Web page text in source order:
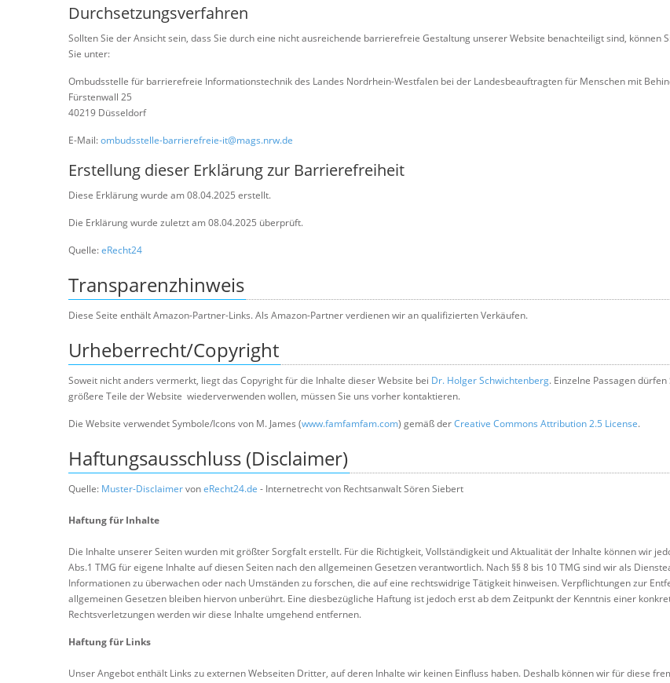
Durchsetzungsverfahren
Sollten Sie der Ansicht sein, dass Sie durch eine nicht ausreichende barrierefreie Gestaltung unserer Website benachteiligt sind,
Sie unter:
Ombudsstelle für barrierefreie Informationstechnik des Landes Nordrhein-Westfalen bei der Landesbeauftragten für Menschen mit
Fürstenwall 25
40219 Düsseldorf
E-Mail:ombudsstelle-barrierefreie-it@mags.nrw.de
Erstellung dieser Erklärung zur Barrierefreiheit
Diese Erklärung wurde am 08.04.2025 erstellt.
Die Erklärung wurde zuletzt am 08.04.2025 überprüft.
Quelle:eRecht24
Transparenzhinweis
Diese Seite enthält Amazon-Partner-Links. Als Amazon-Partner verdienen wir an qualifizierten Verkäufen.
Urheberrecht/Copyright
Soweit nicht anders vermerkt, liegt das Copyright für die Inhalte dieser Website bei Dr. Holger Schwichtenberg. Einzelne Passagen
größere Teile der Website wiederverwenden wollen, müssen Sie uns vorher kontaktieren.
Die Website verwendet Symbole/Icons von M. James (www.famfamfam.com) gemäß derCreative Commons Attribution 2.5 License.
Haftungsausschluss (Disclaimer)
Quelle: Muster-DisclaimervoneRecht24.de - Internetrecht von Rechtsanwalt Sören Siebert
Haftung für Inhalte
Die Inhalte unserer Seiten wurden mit größter Sorgfalt erstellt. Für die Richtigkeit, Vollständigkeit und Aktualität der Inhalte können wir
Abs.1 TMG für eigene Inhalte auf diesen Seiten nach den allgemeinen Gesetzen verantwortlich. Nach §§ 8 bis 10 TMG sind wir als
Informationen zu überwachen oder nach Umständen zu forschen, die auf eine rechtswidrige Tätigkeit hinweisen. Verpflichtungen zur
allgemeinen Gesetzen bleiben hiervon unberührt. Eine diesbezügliche Haftung ist jedoch erst ab dem Zeitpunkt der Kenntnis einer
Rechtsverletzungen werden wir diese Inhalte umgehend entfernen.
Haftung für Links
Unser Angebot enthält Links zu externen Webseiten Dritter, auf deren Inhalte wir keinen Einfluss haben. Deshalb können wir für diese